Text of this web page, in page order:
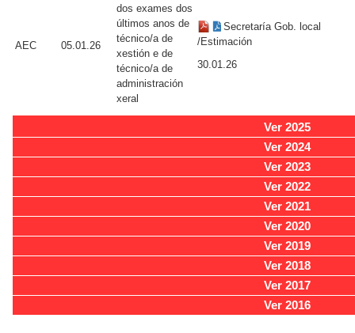
AEC 05.01.26
dos exames dos
últimos anos de
técnico/a de
xestión e de
técnico/a de
administración
xeral
Secretaría Gob. local
/Estimación
30.01.26
Ver 2025
Ver 2024
Ver 2023
Ver 2022
Ver 2021
Ver 2020
Ver 2019
Ver 2018
Ver 2017
Ver 2016